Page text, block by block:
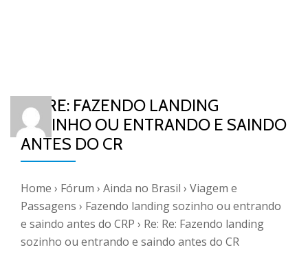
RE: RE: FAZENDO LANDING
SOZINHO OU ENTRANDO E SAINDO
ANTES DO CR
Home › Fórum › Ainda no Brasil › Viagem e
Passagens › Fazendo landing sozinho ou entrando
e saindo antes do CRP › Re: Re: Fazendo landing
sozinho ou entrando e saindo antes do CR